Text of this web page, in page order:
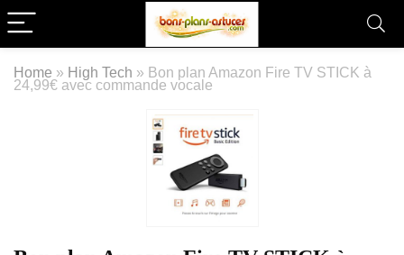
Home » High Tech » Bon plan Amazon Fire TV STICK à
24,99€ avec commande vocale